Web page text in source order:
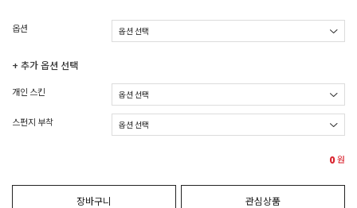
옵션
+ 추가 옵션 선택
개인 스킨
스펀지 부착
0원
장바구니 관심상품